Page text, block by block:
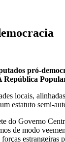
pró-
locais,
estatuto semi-
Governo
de modo